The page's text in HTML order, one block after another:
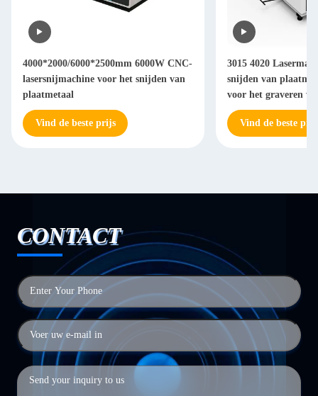
4000*2000/6000*2500mm 6000W CNC-
lasersnijmachine voor het snijden van
plaatmetaal
Vind de beste prijs
3015 4020
snijden van
voor het graveren
Vind de beste
CONTACT